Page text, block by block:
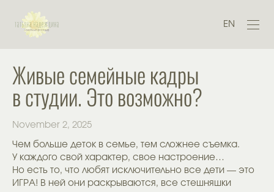
EN
Живые семейные кадры
в студии. Это возможно?
November 2, 2025
Чем больше деток в семье, тем сложнее съемка.
У каждого свой характер, свое настроение…
Но есть то, что любят исключительно все дети — это
ИГРА! В ней они раскрываются, все стешняшки